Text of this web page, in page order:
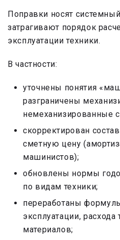
Поправки носят
затрагивают порядок
эксплуатации техники.
В частности:
уточнены понятия
разграничены
немеханизированные
скорректирован
сметную цену
машинистов);
обновлены нормы
по видам техники;
переработаны
эксплуатации,
материалов;